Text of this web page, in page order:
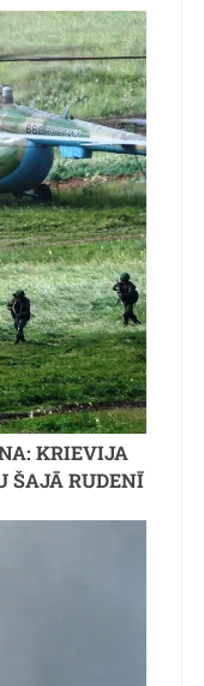
KRIEVIJA
ŠAJĀ RUDENĪ